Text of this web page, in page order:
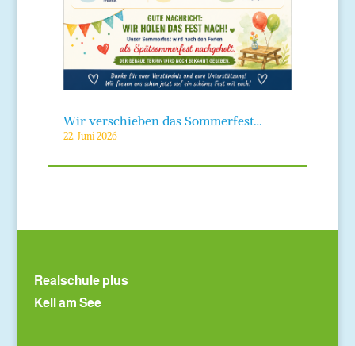
Wir verschieben das Sommerfest…
22. Juni 2026
Realschule plus
Kell am See